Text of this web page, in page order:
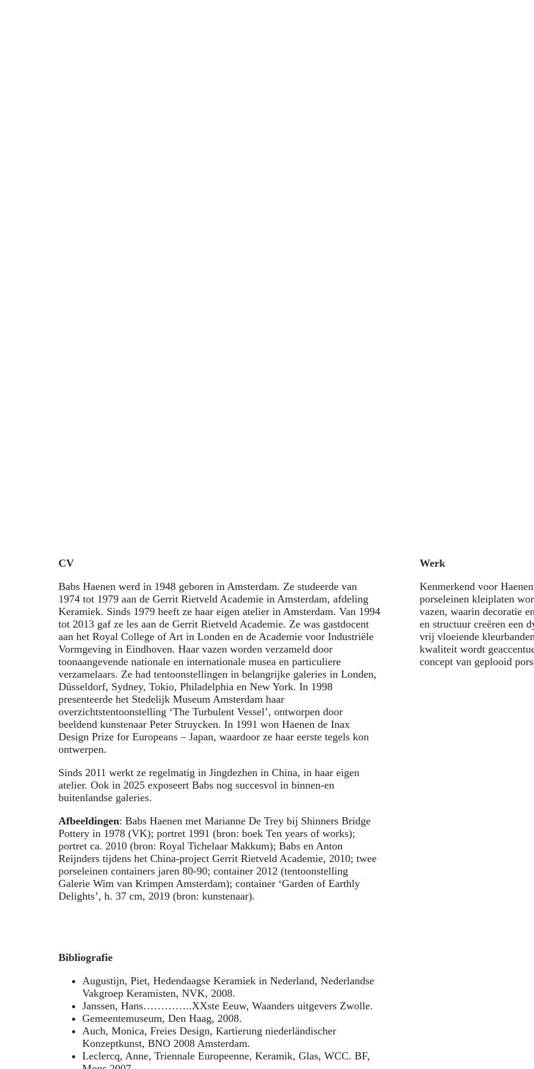
CV
Babs Haenen werd in 1948 geboren in Amsterdam. Ze studeerde van
1974 tot 1979 aan de Gerrit Rietveld Academie in Amsterdam, afdeling
Keramiek. Sinds 1979 heeft ze haar eigen atelier in Amsterdam. Van 1994
tot 2013 gaf ze les aan de Gerrit Rietveld Academie. Ze was gastdocent
aan het Royal College of Art in Londen en de Academie voor Industriële
Vormgeving in Eindhoven. Haar vazen worden verzameld door
toonaangevende nationale en internationale musea en particuliere
verzamelaars. Ze had tentoonstellingen in belangrijke galeries in Londen,
Düsseldorf, Sydney, Tokio, Philadelphia en New York. In 1998
presenteerde het Stedelijk Museum Amsterdam haar
overzichtstentoonstelling ‘The Turbulent Vessel’, ontworpen door
beeldend kunstenaar Peter Struycken. In 1991 won Haenen de Inax
Design Prize for Europeans – Japan, waardoor ze haar eerste tegels kon
ontwerpen.
Sinds 2011 werkt ze regelmatig in Jingdezhen in China, in haar eigen
atelier. Ook in 2025 exposeert Babs nog succesvol in binnen-en
buitenlandse galeries.
Afbeeldingen: Babs Haenen met Marianne De Trey bij Shinners Bridge
Pottery in 1978 (VK); portret 1991 (bron: boek Ten years of works);
portret ca. 2010 (bron: Royal Tichelaar Makkum); Babs en Anton
Reijnders tijdens het China-project Gerrit Rietveld Academie, 2010; twee
porseleinen containers jaren 80-90; container 2012 (tentoonstelling
Galerie Wim van Krimpen Amsterdam); container ‘Garden of Earthly
Delights’, h. 37 cm, 2019 (bron: kunstenaar).
Werk
Kenmerkend voor
porseleinen kleiplaten
vazen, waarin decoratie
en structuur creëren een
vrij vloeiende
kwaliteit wordt
concept van geplooid
Bibliografie
Augustijn, Piet, Hedendaagse Keramiek in Nederland, Nederlandse
Vakgroep Keramisten, NVK, 2008.
Janssen, Hans…………..XXste Eeuw, Waanders uitgevers Zwolle.
Gemeentemuseum, Den Haag, 2008.
Auch, Monica, Freies Design, Kartierung niederländischer
Konzeptkunst, BNO 2008 Amsterdam.
Leclercq, Anne, Triennale Europeenne, Keramik, Glas, WCC. BF,